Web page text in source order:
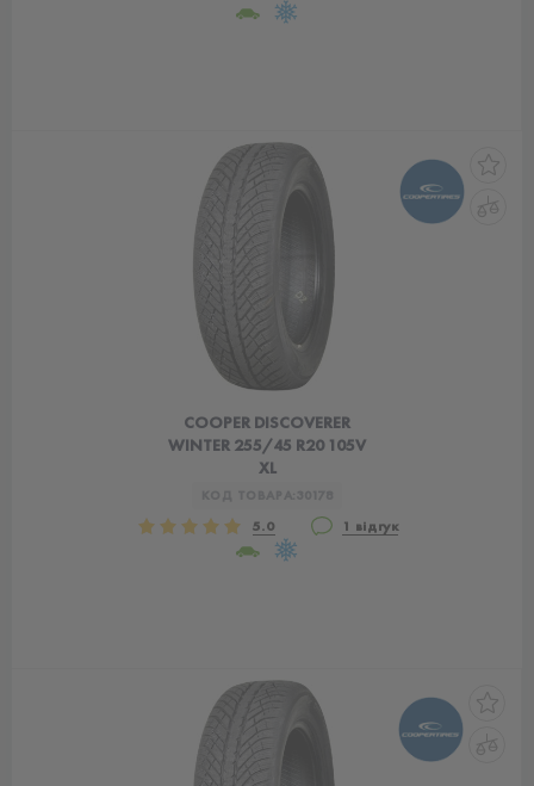
COOPER DISCOVERER
WINTER 255/45 R20 105V
XL
5.0 1 відгук